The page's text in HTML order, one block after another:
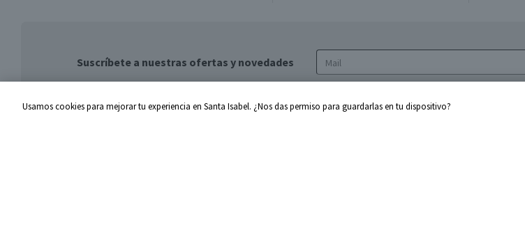
Suscríbete a nuestras ofertas y novedades
de privacidad y de tratamiento de datos
Usamos cookies para mejorar tu experiencia en Santa Isabel. ¿Nos das permiso para guardarlas en tu dispositivo?